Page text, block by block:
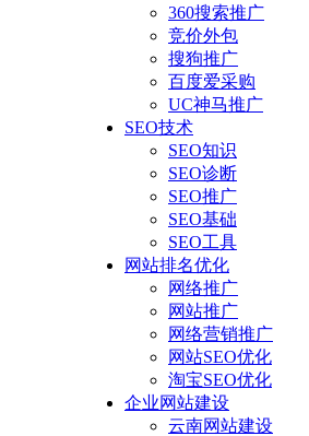
360搜索推广
竞价外包
搜狗推广
百度爱采购
UC神马推广
SEO技术
SEO知识
SEO诊断
SEO推广
SEO基础
SEO工具
网站排名优化
网络推广
网站推广
网络营销推广
网站SEO优化
淘宝SEO优化
企业网站建设
云南网站建设